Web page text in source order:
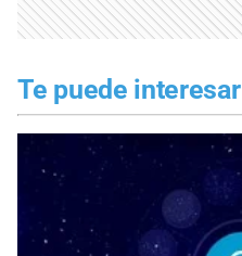
Te puede interesar